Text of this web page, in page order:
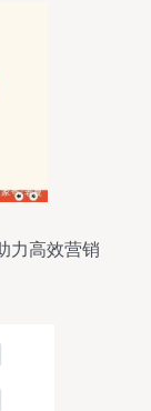
力高效营销